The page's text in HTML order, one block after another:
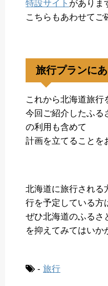
特設サイト がありま
こちらもあわせてご
旅行プランに
これから北海道旅行
今回ご紹介したふる
の利用も含めて
計画を立てることを
北海道に旅行される
行を予定している方
ぜひ北海道のふるさ
を抑えてみてはいか
- 旅行